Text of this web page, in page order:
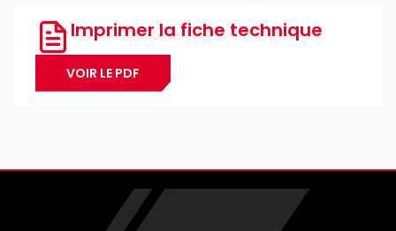
Imprimer la fiche technique
VOIR LE PDF